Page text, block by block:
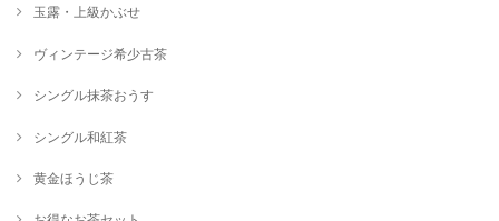
玉露・上級かぶせ
ヴィンテージ希少古茶
シングル抹茶おうす
シングル和紅茶
黄金ほうじ茶